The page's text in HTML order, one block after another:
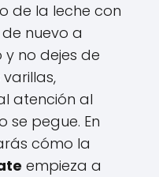
de la leche con
nuevo a
no dejes de
atención al
pegue. En
cómo la
empieza a